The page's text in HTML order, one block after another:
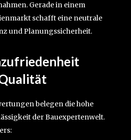
Gerade in einem
schafft eine neutrale
und Planungssicherheit.
belegen die hohe
der Bauexpertenwelt.